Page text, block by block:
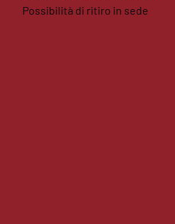
Possibilità di ritiro in sede